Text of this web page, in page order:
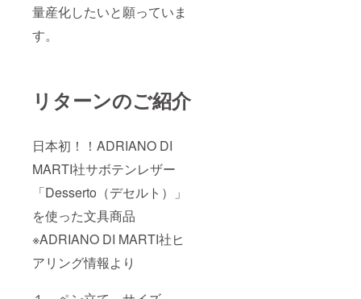
量産化したいと願っていま
す。
リターンのご紹介
日本初！！ADRIANO DI
MARTI社サボテンレザー
「Desserto（デセルト）」
を使った文具商品
※ADRIANO DI MARTI社ヒ
アリング情報より